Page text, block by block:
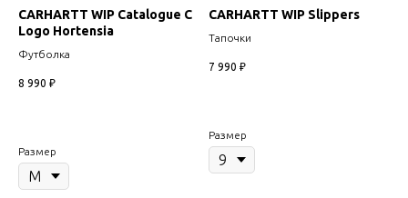
CARHARTT WIP Catalogue C
Logo Hortensia
Футболка
8 990 ₽
Размер
CARHARTT WIP Slippers
Тапочки
7 990 ₽
Размер